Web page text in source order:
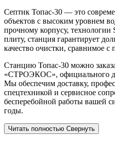
Септик Топас-30 — это
объектов с высоким уровнем
прочному корпусу,
плиту, станция гарантирует
качество очистки, сравнимое
Станцию Топас-30 можно
«СТРОЭКОС», официального
Мы обеспечим доставку,
спецтехникой и сервисное
бесперебойной работы вашей
годы.
Читать полностью Свернуть